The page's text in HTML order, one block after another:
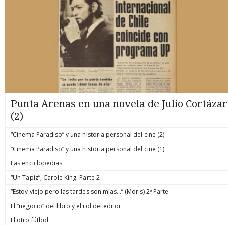
Punta Arenas en una novela de Julio Cortázar
(2)
“Cinema Paradiso” y una historia personal del cine (2)
“Cinema Paradiso” y una historia personal del cine (1)
Las enciclopedias
“Un Tapiz”, Carole King. Parte 2
“Estoy viejo pero las tardes son mías…” (Moris) 2ª Parte
El “negocio” del libro y el rol del editor
El otro fútbol